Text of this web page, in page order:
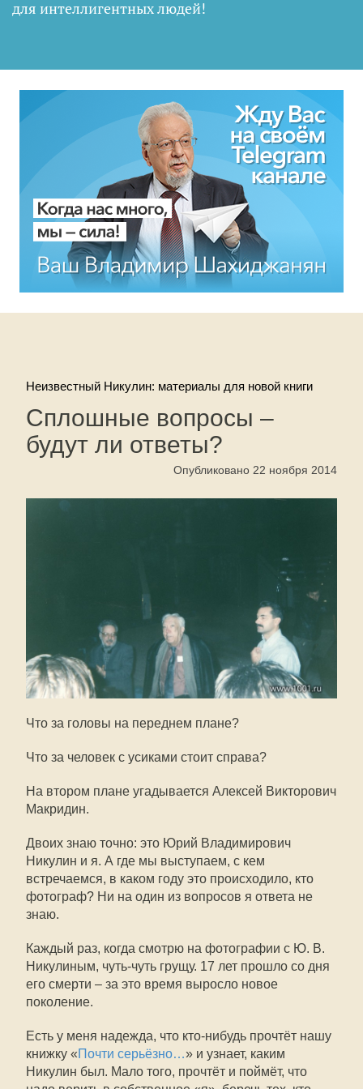
для интеллигентных людей!
Неизвестный Никулин: материалы для новой книги
Сплошные вопросы –
будут ли ответы?
Опубликовано 22 ноября 2014
Что за головы на переднем плане?
Что за человек с усиками стоит справа?
На втором плане угадывается Алексей Викторович
Макридин.
Двоих знаю точно: это Юрий Владимирович
Никулин и я. А где мы выступаем, с кем
встречаемся, в каком году это происходило, кто
фотограф? Ни на один из вопросов я ответа не
знаю.
Каждый раз, когда смотрю на фотографии с Ю. В.
Никулиным, чуть-чуть грущу. 17 лет прошло со дня
его смерти – за это время выросло новое
поколение.
Есть у меня надежда, что кто-нибудь прочтёт нашу
книжку «Почти серьёзно…» и узнает, каким
Никулин был. Мало того, прочтёт и поймёт, что